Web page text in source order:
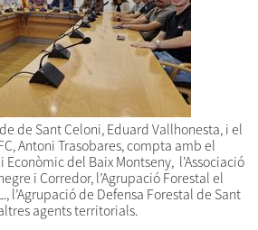
de Sant Celoni, Eduard Vallhonesta, i el
Antoni Trasobares, compta amb el
del Baix Montseny, l’Associació
i Corredor, l’Agrupació Forestal el
l’Agrupació de Defensa Forestal de Sant
agents territorials.